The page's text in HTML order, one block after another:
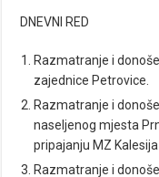
DNEVNI RED
Razmatranje i
zajednice Petrovice.
Razmatranje i
naseljenog mjesta
pripajanju MZ Kalesija
Razmatranje i